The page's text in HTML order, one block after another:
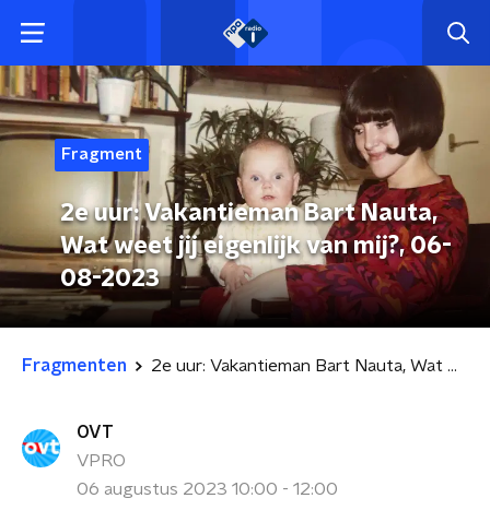
Fragment
2e uur: Vakantieman Bart Nauta,
Wat weet jij eigenlijk van mij?, 06-
08-2023
Fragmenten 2e uur: Vakantieman Bart Nauta, Wat weet jij eigenlijk van mij?, 06-08-2023
OVT
VPRO
06 augustus 2023 10:00 - 12:00